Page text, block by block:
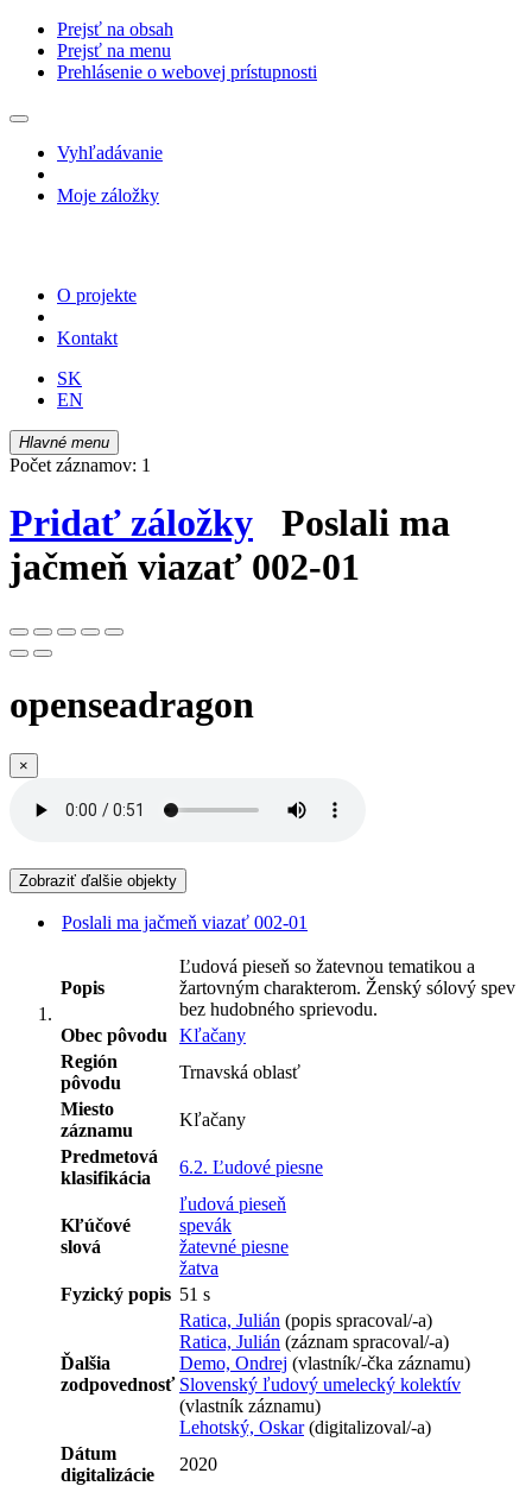
Prejsť na obsah
Prejsť na menu
Prehlásenie o webovej prístupnosti
Vyhľadávanie
Moje záložky
O projekte
Kontakt
SK
EN
Hlavné menu
Počet záznamov: 1
Pridať záložky Poslali ma
jačmeň viazať 002-01
openseadragon
×
Zobraziť ďalšie objekty
Poslali ma jačmeň viazať 002-01
Popis
Ľudová pieseň so žatevnou tematikou a
žartovným charakterom. Ženský sólový spev
bez hudobného sprievodu.
Obec pôvodu
Kľačany
Región
pôvodu
Trnavská oblasť
Miesto
záznamu
Kľačany
Predmetová
klasifikácia
6.2. Ľudové piesne
Kľúčové
slová
ľudová pieseň
spevák
žatevné piesne
žatva
Fyzický popis 51 s
Ďalšia
zodpovednosť
Ratica, Julián (popis spracoval/-a)
Ratica, Julián (záznam spracoval/-a)
Demo, Ondrej (vlastník/-čka záznamu)
Slovenský ľudový umelecký kolektív
(vlastník záznamu)
Lehotský, Oskar(digitalizoval/-a)
Dátum
digitalizácie
2020